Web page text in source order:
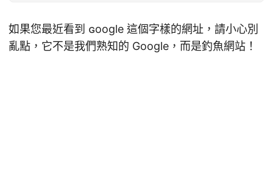
如果您最近看到 ɢoogle 這個字樣的網址，請小心別
亂點，它不是我們熟知的 Google，而是釣魚網站！